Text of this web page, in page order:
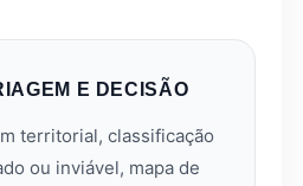
E DECISÃO
territorial, classificação
ou inviável, mapa de